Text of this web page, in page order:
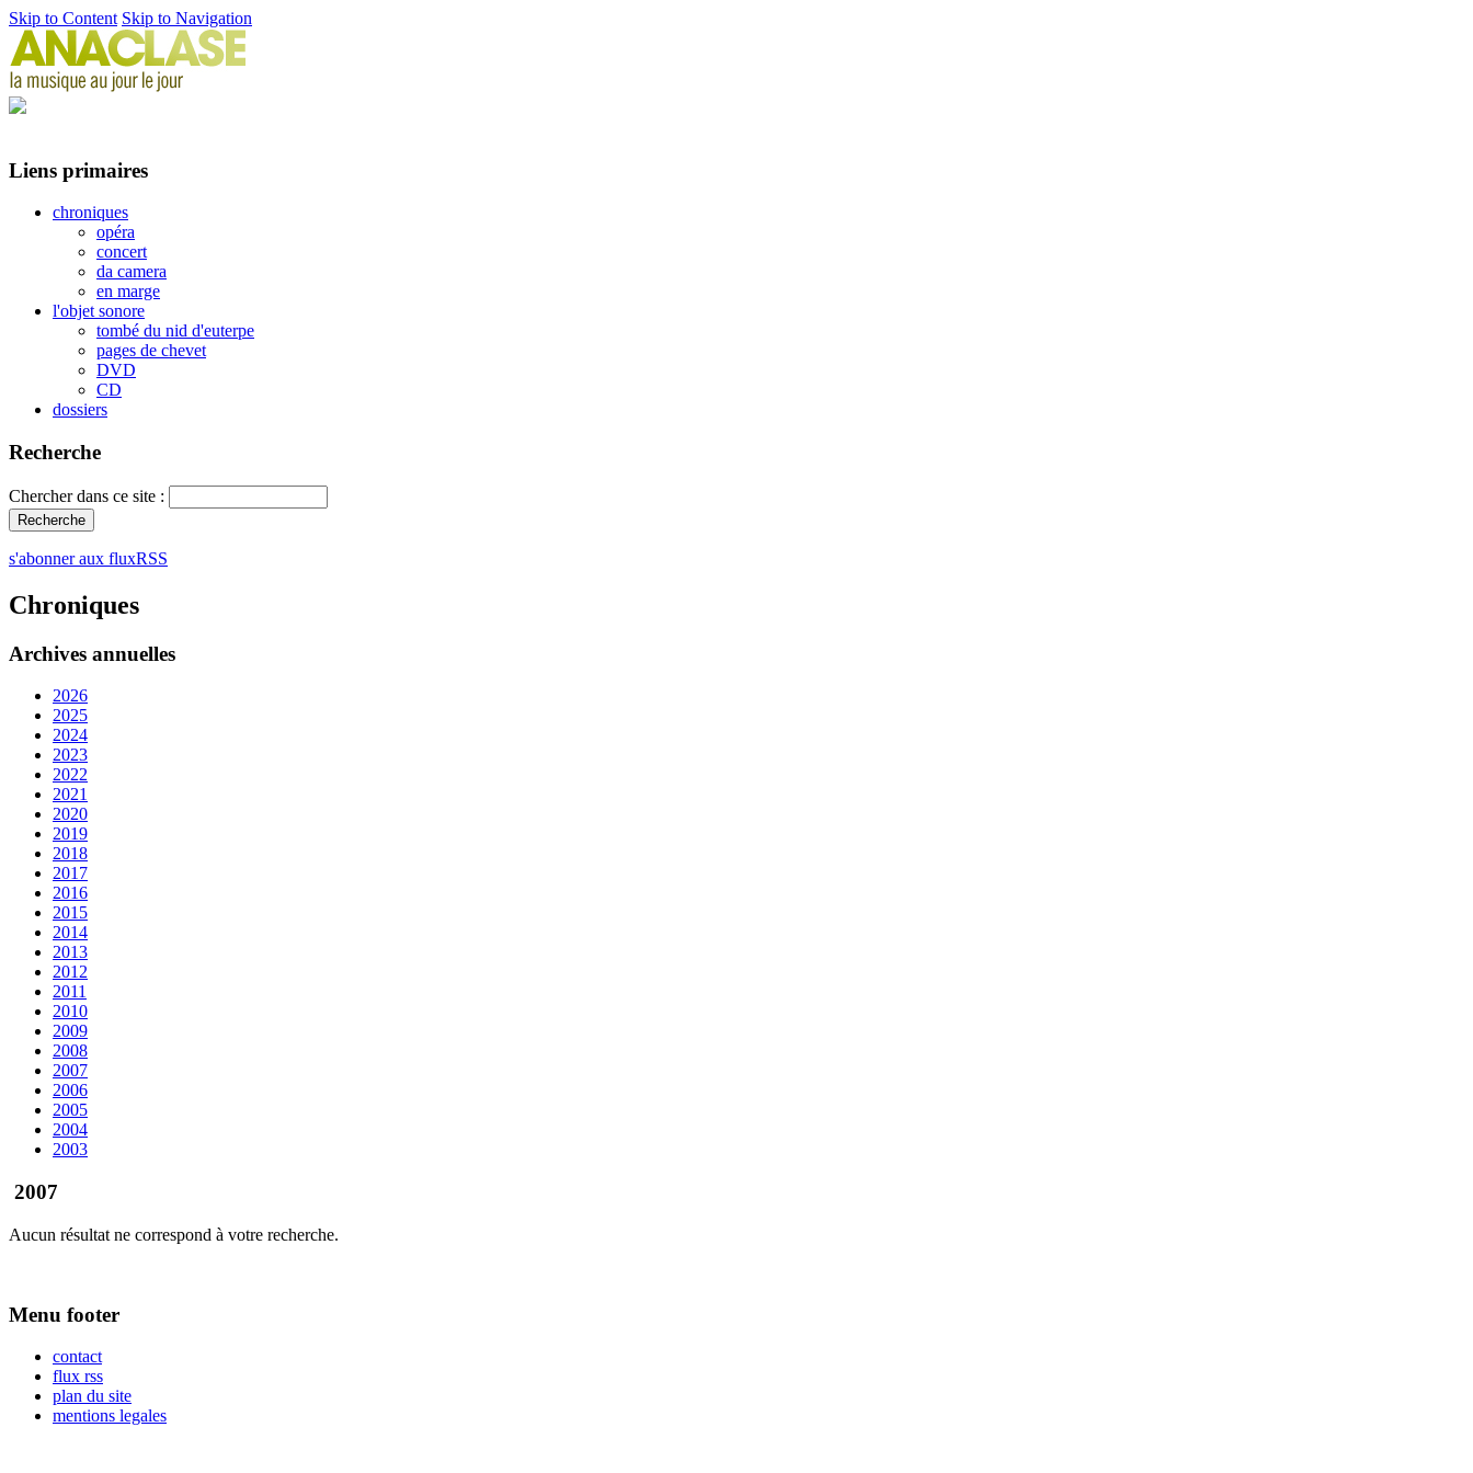
Skip to Content Skip to Navigation
Liens primaires
chroniques
opéra
concert
da camera
en marge
l'objet sonore
tombé du nid d'euterpe
pages de chevet
DVD
CD
dossiers
Recherche
Chercher dans ce site :
s'abonner aux fluxRSS
Chroniques
Archives annuelles
2026
2025
2024
2023
2022
2021
2020
2019
2018
2017
2016
2015
2014
2013
2012
2011
2010
2009
2008
2007
2006
2005
2004
2003
2007
Aucun résultat ne correspond à votre recherche.
Menu footer
contact
flux rss
plan du site
mentions legales